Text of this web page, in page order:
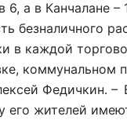
6, а в Канчалане –
безналичного
в каждой
коммунальном
Федичкин. –
его жителей